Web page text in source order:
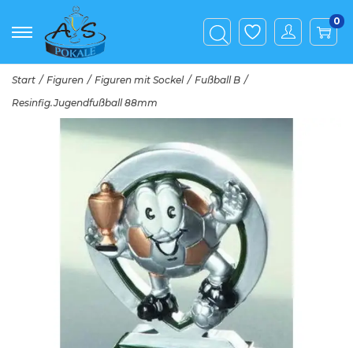
0
Start / Figuren / Figuren mit Sockel / Fußball B /
Resinfig.Jugendfußball 88mm